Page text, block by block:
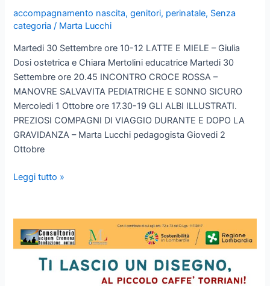
accompagnamento nascita,genitori, perinatale, Senza
categoria / Marta Lucchi
Martedi 30 Settembre ore 10-12 LATTE E MIELE – Giulia
Dosi ostetrica e Chiara Mertolini educatrice Martedi 30
Settembre ore 20.45 INCONTRO CROCE ROSSA –
MANOVRE SALVAVITA PEDIATRICHE E SONNO SICURO
Mercoledi 1 Ottobre ore 17.30-19 GLI ALBI ILLUSTRATI.
PREZIOSI COMPAGNI DI VIAGGIO DURANTE E DOPO LA
GRAVIDANZA – Marta Lucchi pedagogista Giovedi 2
Ottobre
SETTIMANA
Leggi tutto »